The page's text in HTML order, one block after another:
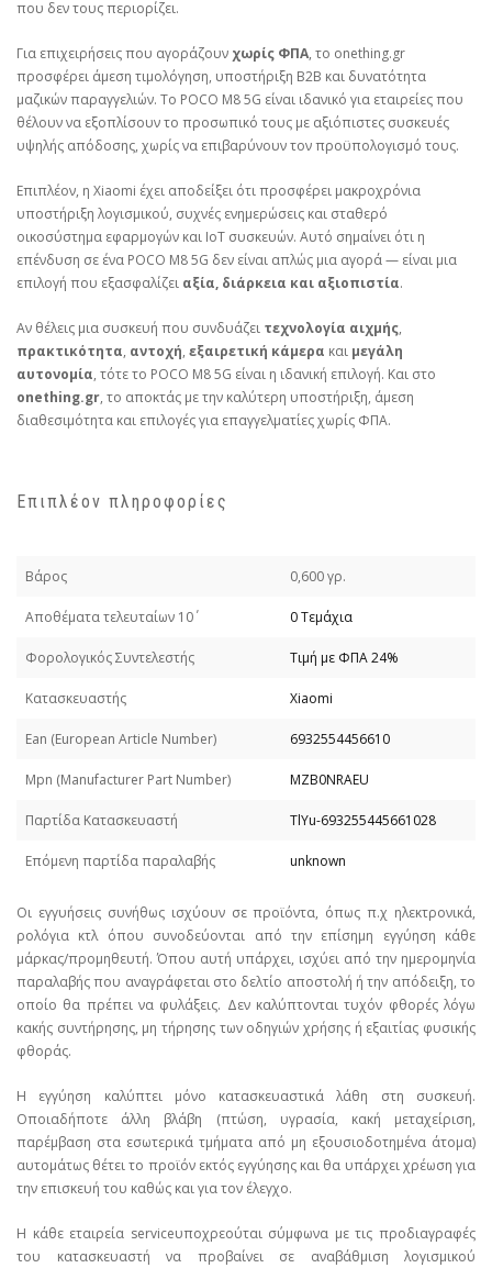
που δεν τους περιορίζει.
Για επιχειρήσεις που αγοράζουν χωρίς ΦΠΑ, το onething.gr
προσφέρει άμεση τιμολόγηση, υποστήριξη B2B και δυνατότητα
μαζικών παραγγελιών. Το POCO M8 5G είναι ιδανικό για εταιρείες που
θέλουν να εξοπλίσουν το προσωπικό τους με αξιόπιστες συσκευές
υψηλής απόδοσης, χωρίς να επιβαρύνουν τον προϋπολογισμό τους.
Επιπλέον, η Xiaomi έχει αποδείξει ότι προσφέρει μακροχρόνια
υποστήριξη λογισμικού, συχνές ενημερώσεις και σταθερό
οικοσύστημα εφαρμογών και IoT συσκευών. Αυτό σημαίνει ότι η
επένδυση σε ένα POCO M8 5G δεν είναι απλώς μια αγορά — είναι μια
επιλογή που εξασφαλίζει αξία, διάρκεια και αξιοπιστία.
Αν θέλεις μια συσκευή που συνδυάζει τεχνολογία αιχμής,
πρακτικότητα, αντοχή, εξαιρετική κάμερα και μεγάλη
αυτονομία, τότε το POCO M8 5G είναι η ιδανική επιλογή. Και στο
onething.gr, το αποκτάς με την καλύτερη υποστήριξη, άμεση
διαθεσιμότητα και επιλογές για επαγγελματίες χωρίς ΦΠΑ.
Επιπλέον πληροφορίες
Βάρος 0,600 γρ.
Απoθέματα τελευταίων 10΄ 0 Τεμάχια
Φορολογικός Συντελεστής Τιμή με ΦΠΑ 24%
Κατασκευαστής Xiaomi
Εan (European Article Number) 6932554456610
Mpn (Manufacturer Part Number) MZB0NRAEU
Παρτίδα Κατασκευαστή TlYu-693255445661028
Επόμενη παρτίδα παραλαβής unknown
Οι εγγυήσεις συνήθως ισχύουν σε προϊόντα, όπως π.χ ηλεκτρονικά,
ρολόγια κτλ όπου συνοδεύονται από την επίσημη εγγύηση κάθε
μάρκας/προμηθευτή. Όπου αυτή υπάρχει, ισχύει από την ημερομηνία
παραλαβής που αναγράφεται στο δελτίο αποστολή ή την απόδειξη, το
οποίο θα πρέπει να φυλάξεις. Δεν καλύπτονται τυχόν φθορές λόγω
κακής συντήρησης, μη τήρησης των οδηγιών χρήσης ή εξαιτίας φυσικής
φθοράς.
Η εγγύηση καλύπτει μόνο κατασκευαστικά λάθη στη συσκευή.
Οποιαδήποτε άλλη βλάβη (πτώση, υγρασία, κακή μεταχείριση,
παρέμβαση στα εσωτερικά τμήματα από μη εξουσιοδοτημένα άτομα)
αυτομάτως θέτει το προϊόν εκτός εγγύησης και θα υπάρχει χρέωση για
την επισκευή του καθώς και για τον έλεγχο.
Η κάθε εταιρεία serviceυποχρεούται σύμφωνα με τις προδιαγραφές
του κατασκευαστή να προβαίνει σε αναβάθμιση λογισμικού